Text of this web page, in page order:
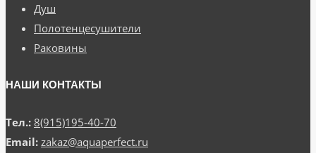
Душ
Полотенцесушители
Раковины
НАШИ КОНТАКТЫ
Тел.: 8(915)195-40-70
Email: zakaz@aquaperfect.ru